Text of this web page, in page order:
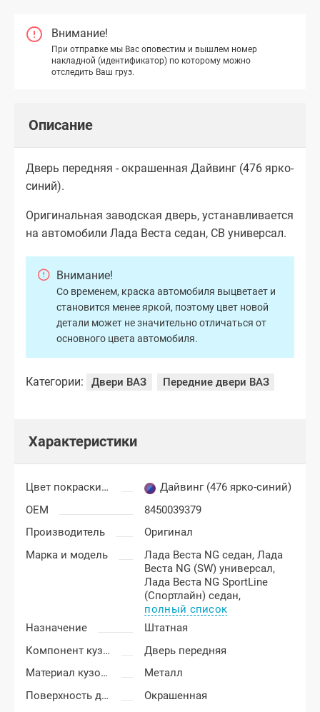
Внимание!
При отправке мы Вас оповестим и вышлем номер
накладной (идентификатор) по которому можно
отследить Ваш груз.
Описание
Дверь передняя - окрашенная Дайвинг (476 ярко-
синий).
Оригинальная заводская дверь, устанавливается
на автомобили Лада Веста седан, СВ универсал.
Внимание!
Со временем, краска автомобиля выцветает и
становится менее яркой, поэтому цвет новой
детали может не значительно отличаться от
основного цвета автомобиля.
Категории: Двери ВАЗ Передние двери ВАЗ
Характеристики
Цвет покраски Лада Веста
Дайвинг (476 ярко-синий)
OEM
8450039379
Производитель
Оригинал
Марка и модель
Лада Веста NG седан,Лада
Веста NG (SW) универсал,
Лада Веста NG SportLine
(Спортлайн) седан,
полный список
Назначение
Штатная
Компонент кузова
Дверь передняя
Материал кузовных деталей
Металл
Поверхность двери
Окрашенная